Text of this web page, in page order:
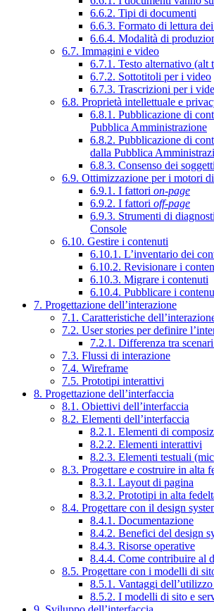
6.6.2. Tipi di documenti
6.6.3. Formato di lettura
6.6.4. Modalità di
6.7. Immagini e video
6.7.1. Testo alternativo (alt
6.7.2. Sottotitoli per i video
6.7.3. Trascrizioni per i
6.8. Proprietà intellettuale e
6.8.1. Pubblicazione di
Pubblica Amministrazione
6.8.2. Pubblicazione di
dalla Pubblica
6.8.3. Consenso dei
6.9. Ottimizzazione per i motori
6.9.1. I fattori on-page
6.9.2. I fattori off-page
6.9.3. Strumenti di
Console
6.10. Gestire i contenuti
6.10.1. L’inventario dei
6.10.2. Revisionare i
6.10.3. Migrare i contenuti
6.10.4. Pubblicare i
7. Progettazione dell’interazione
7.1. Caratteristiche
7.2. User stories per definire
7.2.1. Differenza tra
7.3. Flussi di interazione
7.4. Wireframe
7.5. Prototipi interattivi
8. Progettazione dell’interfaccia
8.1. Obiettivi dell’interfaccia
8.2. Elementi dell’interfaccia
8.2.1. Elementi di
8.2.2. Elementi interattivi
8.2.3. Elementi testuali
8.3. Progettare e costruire in alta
8.3.1. Layout di pagina
8.3.2. Prototipi in alta
8.4. Progettare con il design
8.4.1. Documentazione
8.4.2. Benefici del design
8.4.3. Risorse operative
8.4.4. Come contribuire al
8.5. Progettare con i modelli di
8.5.1. Vantaggi
8.5.2. I modelli di sito e